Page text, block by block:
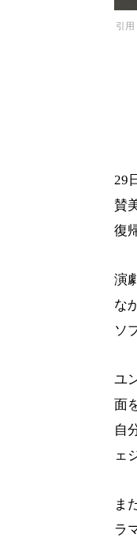
引用
29
賛
復
演
な
ソ
ユ
面
自
ェ
ま
ラ